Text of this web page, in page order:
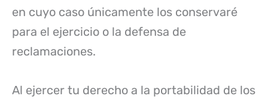
en cuyo caso únicamente los conservaré
para el ejercicio o la defensa de
reclamaciones.
Al ejercer tu derecho a la portabilidad de los